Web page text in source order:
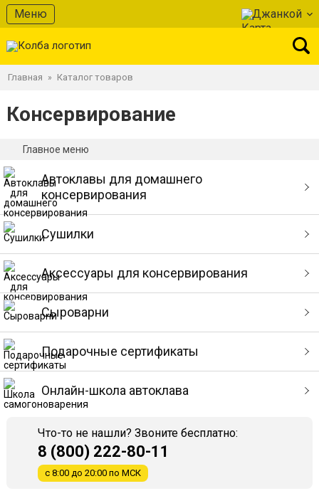
Меню Джанкой
Главная » Каталог товаров
Консервирование
Главное меню
Автоклавы для домашнего
консервирования
Сушилки
Аксессуары для консервирования
Сыроварни
Подарочные сертификаты
Онлайн-школа автоклава
Что-то не нашли? Звоните бесплатно:
8 (800) 222-80-11
с 8:00 до 20:00 по МСК